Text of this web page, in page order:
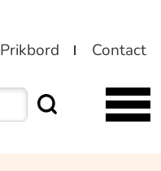
Prikbord Contact